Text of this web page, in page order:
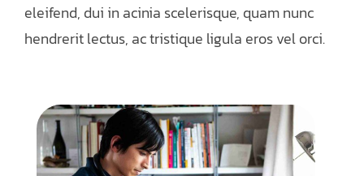
eleifend, dui in acinia scelerisque, quam nunc
hendrerit lectus, ac tristique ligula eros vel orci.